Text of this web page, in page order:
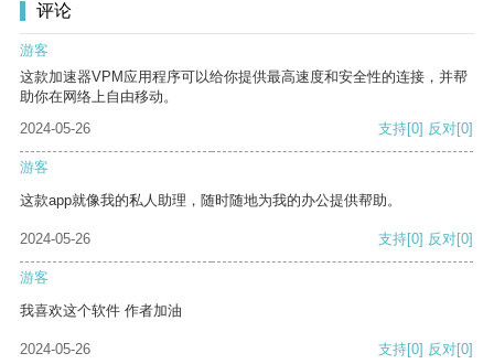
评论
游客
这款加速器VPM应用程序可以给你提供最高速度和安全性的连接，并帮
助你在网络上自由移动。
2024-05-26
支持[0] 反对[0]
游客
这款app就像我的私人助理，随时随地为我的办公提供帮助。
2024-05-26 支持[0] 反对[0]
游客
我喜欢这个软件 作者加油
2024-05-26 支持[0] 反对[0]